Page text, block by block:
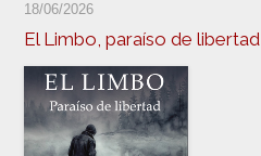
18/06/2026
El Limbo, paraíso de libertad